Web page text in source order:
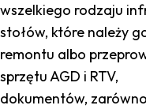
wszelkiego rodzaju
stołów, które należy
remontu albo
sprzętu AGD i RTV,
dokumentów,